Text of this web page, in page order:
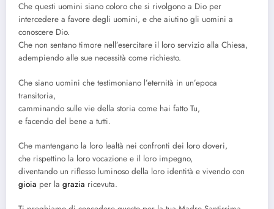
Che questi uomini siano coloro che si rivolgono a Dio per
intercedere a favore degli uomini, e che aiutino gli uomini a
conoscere Dio.
Che non sentano timore nell’esercitare il loro servizio alla Chiesa,
adempiendo alle sue necessità come richiesto.
Che siano uomini che testimoniano l’eternità in un’epoca
transitoria,
camminando sulle vie della storia come hai fatto Tu,
e facendo del bene a tutti.
Che mantengano la loro lealtà nei confronti dei loro doveri,
che rispettino la loro vocazione e il loro impegno,
diventando un riflesso luminoso della loro identità e vivendo con
gioia per la grazia ricevuta.